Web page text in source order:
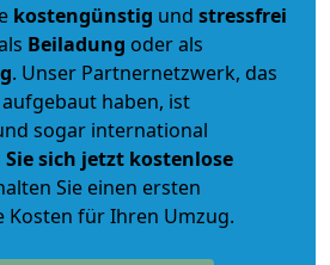
kostengünstig und stressfrei
Beiladung oder als
. Unser Partnernetzwerk, das
haben, ist
sogar international
Sie sich jetzt kostenlose
Sie einen ersten
Kosten für Ihren Umzug.